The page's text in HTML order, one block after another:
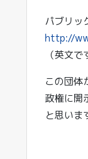
パブリッ
http://
（英文で
この団体
政権に開
と思いま